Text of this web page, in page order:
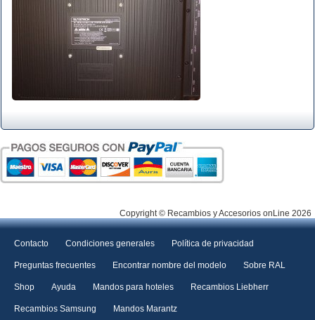
Copyright © Recambios y Accesorios onLine 2026
Contacto Condiciones generales Política de privacidad
Preguntas frecuentes Encontrar nombre del modelo Sobre RAL
Shop Ayuda Mandos para hoteles Recambios Liebherr
Recambios Samsung Mandos Marantz